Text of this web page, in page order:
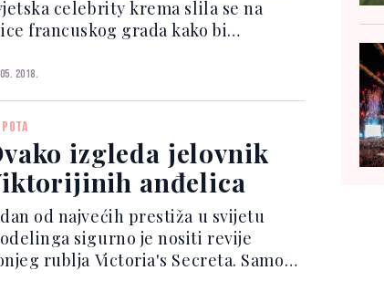
celebrity krema slila se na
francuskog grada kako bi
festivala, predstavili nove
podržali brendove čiji su
i nazočili...
2018.
izgleda jelovnik
anđelica
od najvećih prestiža u svijetu
sigurno je nositi revije
rublja Victoria's Secreta. Samo